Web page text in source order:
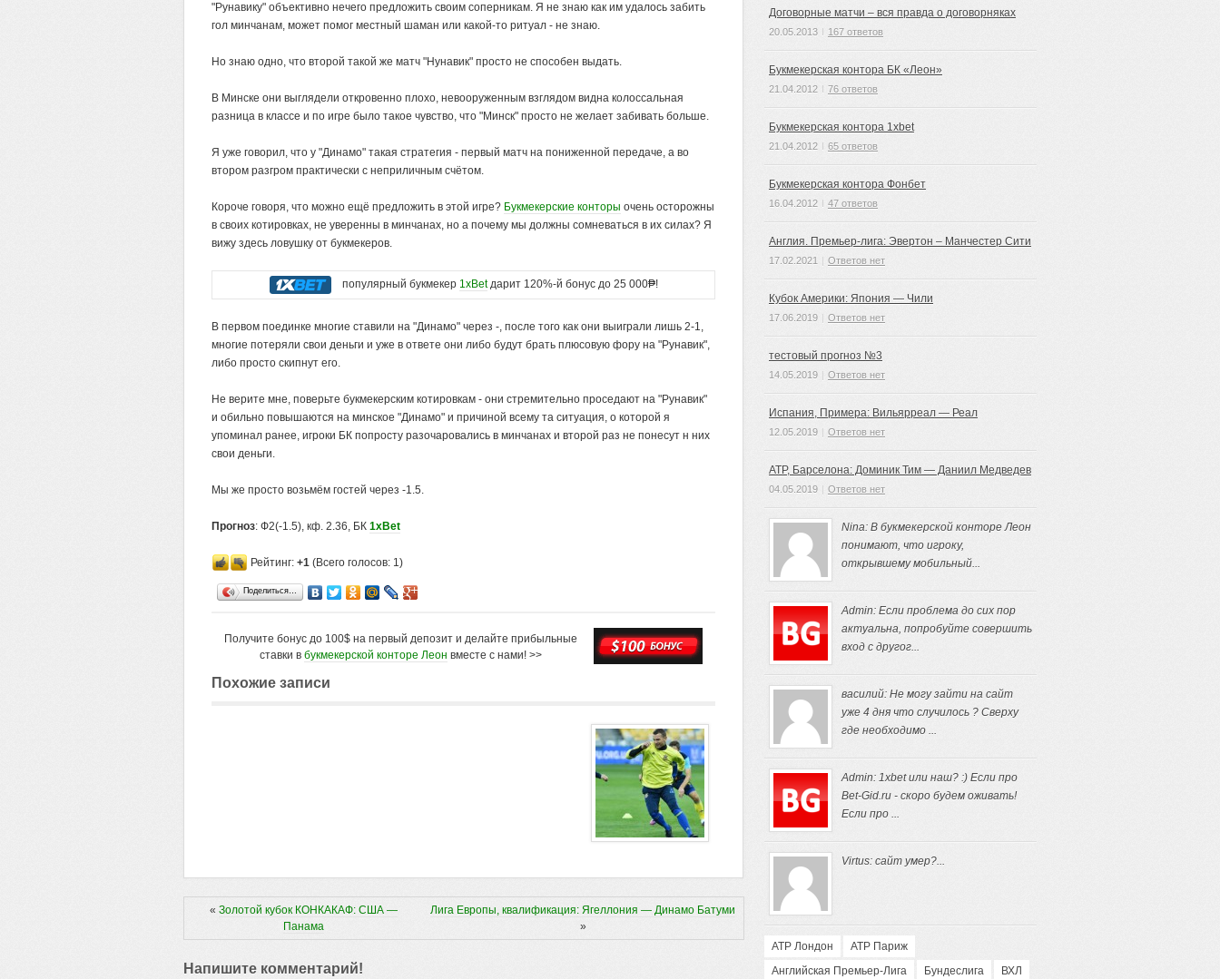
"Рунавику" объективно нечего предложить своим соперникам. Я не знаю как им удалось забить
гол минчанам, может помог местный шаман или какой-то ритуал - не знаю.
Но знаю одно, что второй такой же матч "Нунавик" просто не способен выдать.
В Минске они выглядели откровенно плохо, невооруженным взглядом видна колоссальная
разница в классе и по игре было такое чувство, что "Минск" просто не желает забивать больше.
Я уже говорил, что у "Динамо" такая стратегия - первый матч на пониженной передаче, а во
втором разгром практически с неприличным счётом.
Короче говоря, что можно ещё предложить в этой игре? Букмекерские конторы очень осторожны
в своих котировках, не уверенны в минчанах, но а почему мы должны сомневаться в их силах? Я
вижу здесь ловушку от букмекеров.
популярный букмекер 1xBetдарит 120%-й бонус до 25 000₱!
В первом поединке многие ставили на "Динамо" через -, после того как они выиграли лишь 2-1,
многие потеряли свои деньги и уже в ответе они либо будут брать плюсовую фору на "Рунавик",
либо просто скипнут его.
Не верите мне, поверьте букмекерским котировкам - они стремительно проседают на "Рунавик"
и обильно повышаются на минское "Динамо" и причиной всему та ситуация, о которой я
упоминал ранее, игроки БК попросту разочаровались в минчанах и второй раз не понесут н них
свои деньги.
Мы же просто возьмём гостей через -1.5.
Прогноз: Ф2(-1.5), кф. 2.36, БК 1xBet
Рейтинг: +1 (Всего голосов: 1)
Поделиться…
Получите бонус до 100$ на первый депозит и делайте прибыльные
ставки в букмекерской конторе Леон вместе с нами! >>
Похожие записи
« Золотой кубок КОНКАКАФ: США —
Панама
Лига Европы, квалификация: Ягеллония — Динамо Батуми
»
Напишите комментарий!
Договорные матчи – вся правда о договорняках
20.05.2013 167 ответов
Букмекерская контора БК «Леон»
21.04.2012 76 ответов
Букмекерская контора 1xbet
21.04.2012 65 ответов
Букмекерская контора Фонбет
16.04.2012 47 ответов
Англия. Премьер-лига: Эвертон – Манчестер Сити
17.02.2021 Ответов нет
Кубок Америки: Япония — Чили
17.06.2019 Ответов нет
тестовый прогноз №3
14.05.2019 Ответов нет
Испания, Примера: Вильярреал — Реал
12.05.2019 Ответов нет
ATP, Барселона: Доминик Тим — Даниил Медведев
04.05.2019 Ответов нет
Nina: В букмекерской конторе Леон
понимают, что игроку,
открывшему мобильный...
Admin: Если проблема до сих пор
актуальна, попробуйте совершить
вход с другог...
василий: Не могу зайти на сайт
уже 4 дня что случилось ? Сверху
где необходимо ...
Admin: 1xbet или наш? :) Если про
Bet-Gid.ru - скоро будем оживать!
Если про ...
Virtus: сайт умер?...
ATP Лондон
АТP Париж
Английская Премьер-Лига
Бундеслига
ВХЛ